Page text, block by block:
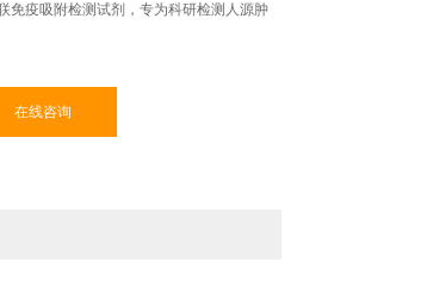
免疫吸附检测试剂，专为科研检测人源肿
在线咨询